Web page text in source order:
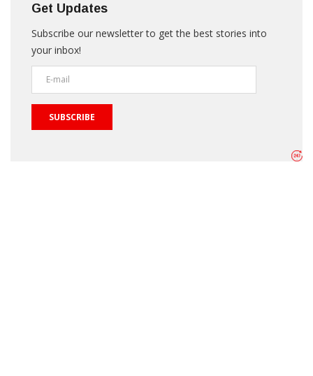
Get Updates
Subscribe our newsletter to get the best stories into
your inbox!
SUBSCRIBE